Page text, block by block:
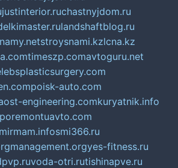
justinterior.ruchastnyjdom.ru
landshaftblog.ru
stroysnami.kzlcna.kz
timeszp.comavtoguru.net
poisk-auto.com
ost-engineering.comkuryatnik.info
poremontuavto.com
mirmam.infosmi366.ru
yes-fitness.ru
voda-otri.rutishinapve.ru